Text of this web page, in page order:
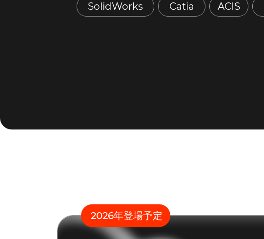
SolidWorks
Catia ACIS
2026年登場予定